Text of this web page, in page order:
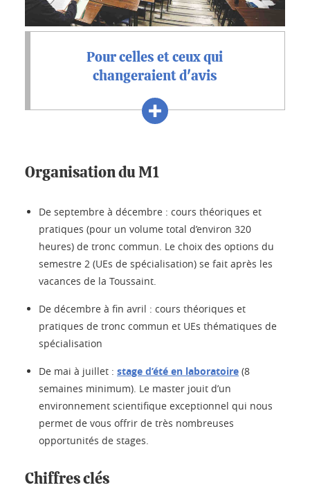
Pour celles et ceux qui
changeraient d'avis
Organisation du M1
De septembre à décembre : cours théoriques et
pratiques (pour un volume total d’environ 320
heures) de tronc commun. Le choix des options du
semestre 2 (UEs de spécialisation) se fait après les
vacances de la Toussaint.
De décembre à fin avril : cours théoriques et
pratiques de tronc commun et UEs thématiques de
spécialisation
De mai à juillet : stage d’été en laboratoire (8
semaines minimum). Le master jouit d’un
environnement scientifique exceptionnel qui nous
permet de vous offrir de très nombreuses
opportunités de stages.
Chiffres clés